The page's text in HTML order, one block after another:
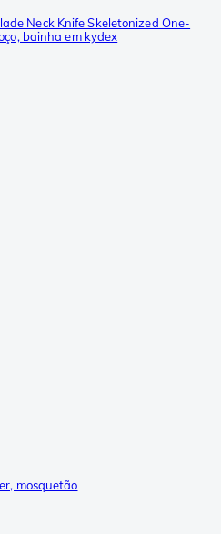
Neck Knife Skeletonized One-
bainha em kydex
mosquetão